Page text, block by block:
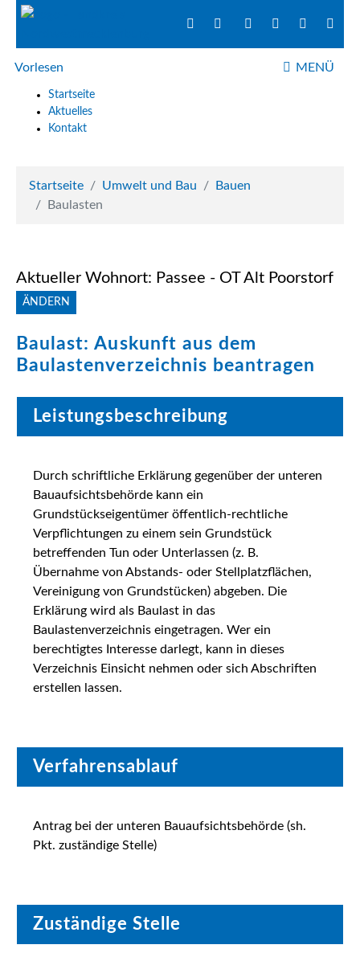
Vorlesen MENÜ
Startseite
Aktuelles
Kontakt
Startseite Umwelt und Bau
Bauen
Baulasten
Aktueller Wohnort: Passee - OT Alt Poorstorf
ÄNDERN
Baulast: Auskunft aus dem
Baulastenverzeichnis beantragen
Leistungsbeschreibung
Durch schriftliche Erklärung gegenüber der unteren
Bauaufsichtsbehörde kann ein
Grundstückseigentümer öffentlich-rechtliche
Verpflichtungen zu einem sein Grundstück
betreffenden Tun oder Unterlassen (z. B.
Übernahme von Abstands- oder Stellplatzflächen,
Vereinigung von Grundstücken) abgeben. Die
Erklärung wird als Baulast in das
Baulastenverzeichnis eingetragen. Wer ein
berechtigtes Interesse darlegt, kann in dieses
Verzeichnis Einsicht nehmen oder sich Abschriften
erstellen lassen.
Verfahrensablauf
Antrag bei der unteren Bauaufsichtsbehörde (sh.
Pkt. zuständige Stelle)
Zuständige Stelle